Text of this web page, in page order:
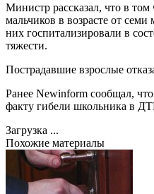
Министр рассказал, что в том
мальчиков в возрасте от семи
них госпитализировали в
тяжести.
Пострадавшие взрослые
Ранее Newinform сообщал,
факту гибели школьника в
Загрузка ...
Похожие материалы